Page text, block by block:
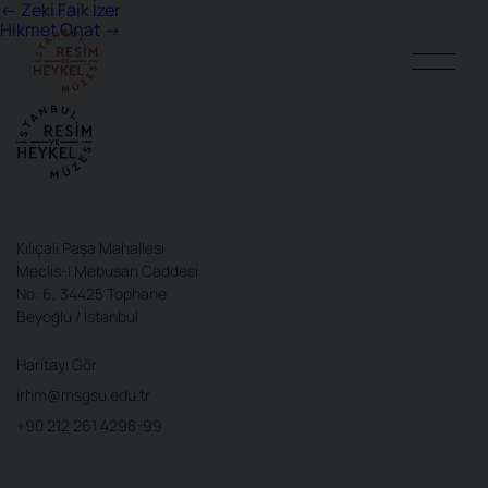
Yazı
gezinmesi
← Zeki Faik İzer
Hikmet Onat →
Kılıçali Paşa Mahallesi
Meclis-i Mebusan Caddesi
No: 6, 34425 Tophane
Beyoğlu / İstanbul
Haritayı Gör
irhm@msgsu.edu.tr
+90 212 261 4298-99